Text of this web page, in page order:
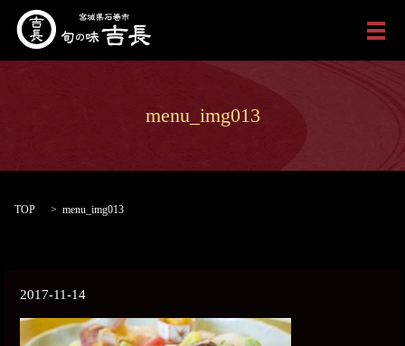
メ
menu_img013
TOP menu_img013
2017-11-14